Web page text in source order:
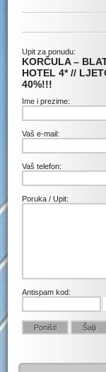
Upit za ponudu:
KORČULA –
HOTEL 4* //
40%!!!
Ime i prezime:
Vaš e-mail:
Vaš telefon:
Poruka / Upit:
Antispam kod: